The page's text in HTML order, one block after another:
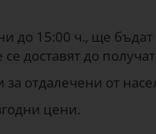
до 15:00 ч., ще
доставят до
отдалечени от
цени.